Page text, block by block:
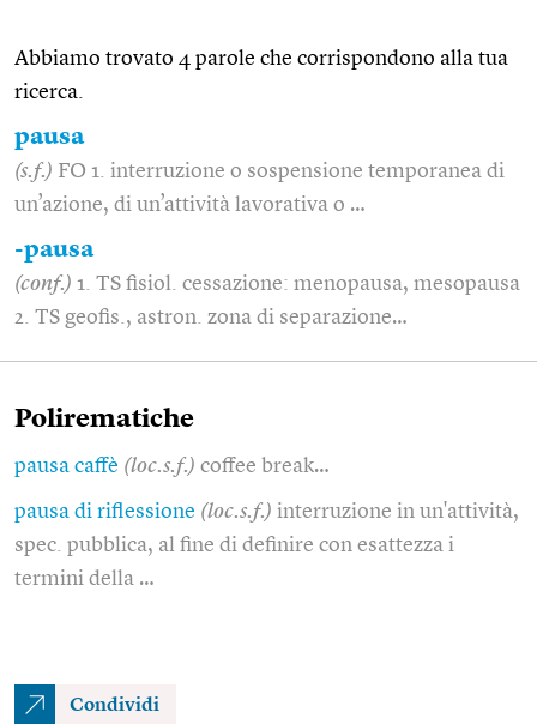
Abbiamo trovato 4 parole che corrispondono alla tua
ricerca.
pausa
(s.f.) FO 1. interruzione o sospensione temporanea di
un’azione, di un’attività lavorativa o …
-pausa
(conf.) 1. TS fisiol. cessazione: menopausa, mesopausa
2. TS geofis., astron. zona di separazione…
Polirematiche
pausa caffè (loc.s.f.) coffee break…
pausa di riflessione (loc.s.f.) interruzione in un'attività,
spec. pubblica, al fine di definire con esattezza i
termini della …
Condividi